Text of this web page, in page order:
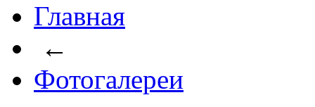
Главная
←
Фотогалереи